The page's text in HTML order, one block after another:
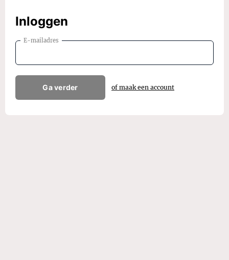
Inloggen
E-mailadres
Ga verder of maak een account